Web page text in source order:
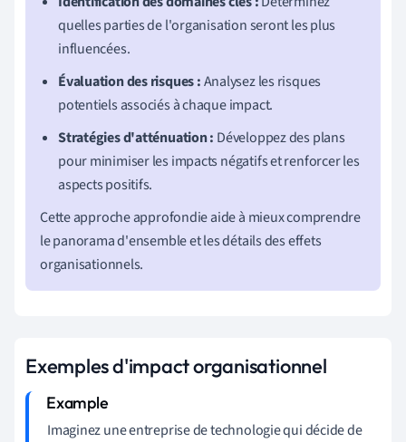
quelles parties de l'organisation seront les plus
influencées.
Évaluation des risques :Analysez les risques
potentiels associés à chaque impact.
Stratégies d'atténuation : Développez des plans
pour minimiser les impacts négatifs et renforcer les
aspects positifs.
Cette approche approfondie aide à mieux comprendre
le panorama d'ensemble et les détails des effets
organisationnels.
Exemples d'impact organisationnel
Imaginez une entreprise de technologie qui décide de